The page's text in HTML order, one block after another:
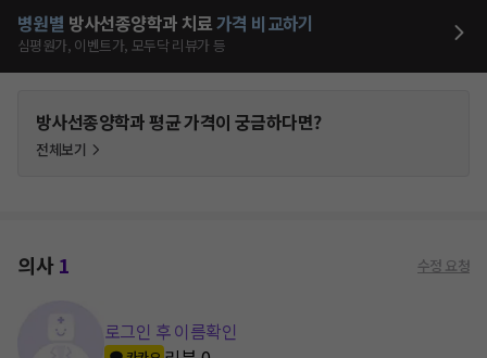
병원별 방사선종양학과 치료가격 비교하기
심평원가, 이벤트가, 모두닥 리뷰가 등
방사선종양학과평균 가격이 궁금하다면?
전체보기
의사1 수정 요청
로그인 후 이름확인